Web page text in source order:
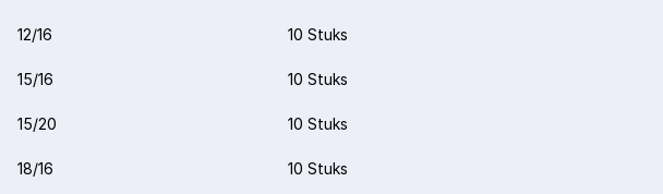
12/16 10 Stuks
15/16 10 Stuks
15/20 10 Stuks
18/16 10 Stuks